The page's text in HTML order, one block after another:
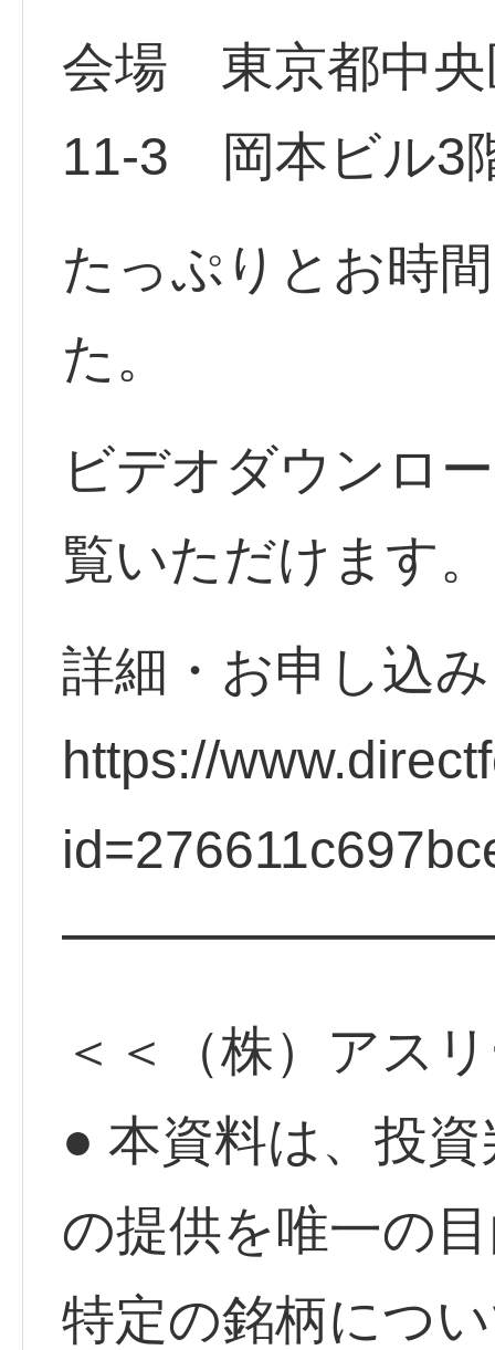
会場 東京都中央
11-3 岡本ビル3
たっぷりとお時
た。
ビデオダウンロ
覧いただけます。
詳細・お申し込
https://
＜＜（株）アス
● 本資料は、投
の提供を唯一の
特定の銘柄につ